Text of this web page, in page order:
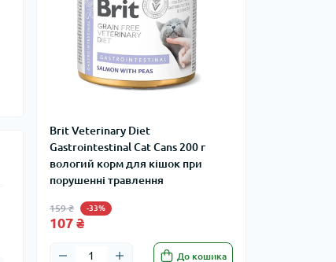
Brit Veterinary Diet
Gastrointestinal Cat Cans 200 г
вологий корм для кішок при
порушенні травлення
159 ₴ -33%
107 ₴
До кошика